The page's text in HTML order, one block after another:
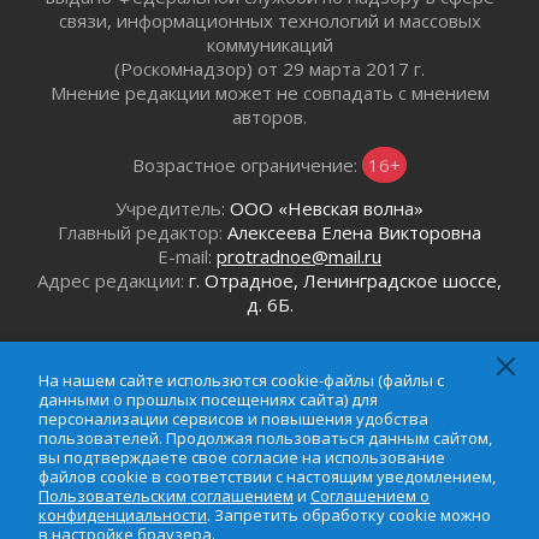
30 июля 2026
Изменение расписания 565 автобуса
30 июля 2026
Объявлена продажа инвестиционных паев
Пик топливного кризиса в Ленинградской
области прошёл
29 июля 2026
Ленобласть вошла в двадцатку лидеров по
освещению нацпроектов в СМИ
Легкоатлеты Ленинградской области вошли в
29 июля 2026
Сотрудница почты в Кингисеппе
инсценировала пожар после кражи почти
полумиллиона рублей
29 июля 2026
С помощью камер в Ленобласти выписали
связи, информационных технологий и массовых
коммуникаций
(Роскомнадзор) от 29 марта 2017 г.
Мнение редакции может не совпадать с мнением
авторов.
Возрастное ограничение: 16+
Учредитель: ООО «Невская волна»
Главный редактор: Алексеева Елена Викторовна
E-mail: protradnoe@mail.ru
Адрес редакции: г. Отрадное, Ленинградское шоссе,
д. 6Б.
Телефон редакции:8 (921) 920-40-91
protradnoe@mail.ru
Телефон рекламного отдела:8 (964) 331-96-31
Email:reklamaprotradnoe@mail.ru
На нашем сайте использются cookie-файлы (файлы с
данными о прошлых посещениях сайта) для
персонализации сервисов и повышения удобства
пользователей. Продолжая пользоваться данным сайтом,
вы подтверждаете свое согласие на использование
файлов cookie в соответствии с настоящим уведомлением,
Пользовательским соглашением и Соглашением о
конфиденциальности. Запретить обработку cookie можно
в настройке браузера.